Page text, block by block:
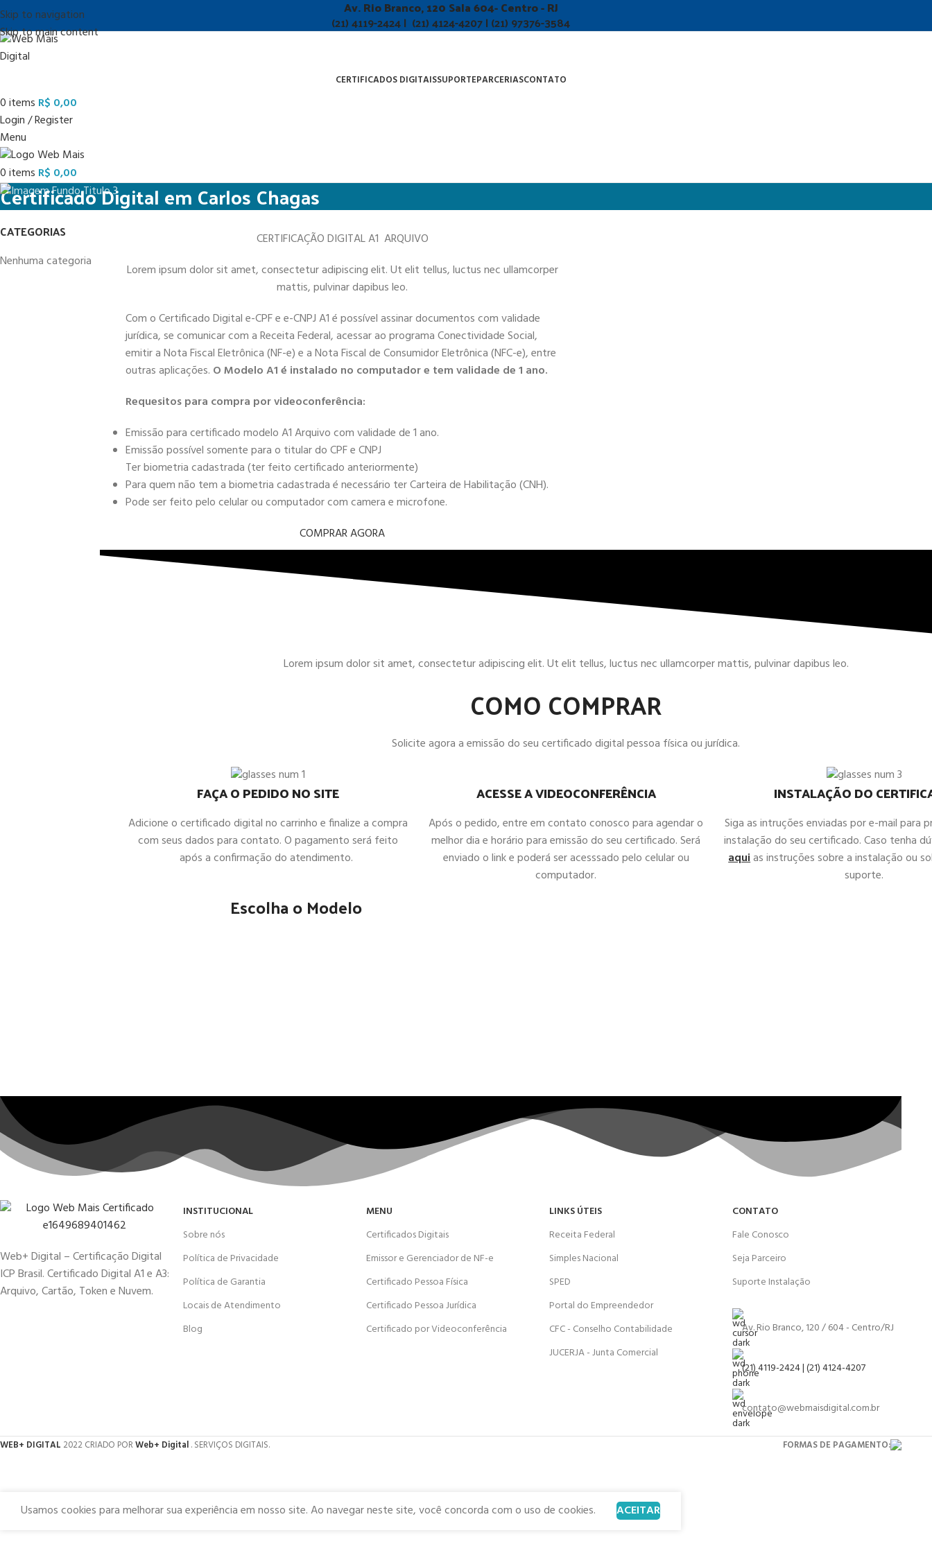
Skip to navigation
Skip to main content
Av. Rio Branco, 120 Sala 604- Centro - RJ
(21) 4119-2424 | (21) 4124-4207 | (21) 97376-3584
CERTIFICADOS DIGITAISSUPORTEPARCERIASCONTATO
0items R$ 0,00
Login / Register
Menu
0items R$ 0,00
Certificado Digital em Carlos Chagas
CATEGORIAS
Nenhuma categoria
CERTIFICAÇÃO DIGITAL A1 ARQUIVO
Lorem ipsum dolor sit amet, consectetur adipiscing elit. Ut elit tellus, luctus nec ullamcorper
mattis, pulvinar dapibus leo.
Com o Certificado Digital e-CPF e e-CNPJ A1 é possível assinar documentos com validade
jurídica, se comunicar com a Receita Federal, acessar ao programa Conectividade Social,
emitir a Nota Fiscal Eletrônica (NF-e) e a Nota Fiscal de Consumidor Eletrônica (NFC-e), entre
outras aplicações. O Modelo A1 é instalado no computador e tem validade de 1 ano.
Requesitos para compra por videoconferência:
Emissão para certificado modelo A1 Arquivo com validade de 1 ano.
Emissão possível somente para o titular do CPF e CNPJ
Ter biometria cadastrada (ter feito certificado anteriormente)
Para quem não tem a biometria cadastrada é necessário ter Carteira de Habilitação (CNH).
Pode ser feito pelo celular ou computador com camera e microfone.
COMPRAR AGORA
Lorem ipsum dolor sit amet, consectetur adipiscing elit. Ut elit tellus, luctus nec ullamcorper mattis, pulvinar dapibus leo.
COMO COMPRAR
Solicite agora a emissão do seu certificado digital pessoa física ou jurídica.
FAÇA O PEDIDO NO SITE
Adicione o certificado digital no carrinho e finalize a compra
com seus dados para contato. O pagamento será feito
após a confirmação do atendimento.
ACESSE A VIDEOCONFERÊNCIA
Após o pedido, entre em contato conosco para agendar o
melhor dia e horário para emissão do seu certificado. Será
enviado o link e poderá ser acesssado pelo celular ou
computador.
INSTALAÇÃO DO
Siga as intruções enviadas por e-mail para
instalação do seu certificado. Caso tenha
aquias instruções sobre a instalação ou
suporte.
Escolha o Modelo
Web+ Digital – Certificação Digital
ICP Brasil. Certificado Digital A1 e A3:
Arquivo, Cartão, Token e Nuvem.
INSTITUCIONAL
Sobre nós
Política de Privacidade
Política de Garantia
Locais de Atendimento
Blog
MENU
Certificados Digitais
Emissor e Gerenciador de NF-e
Certificado Pessoa Física
Certificado Pessoa Jurídica
Certificado por Videoconferência
LINKS ÚTEIS
Receita Federal
Simples Nacional
SPED
Portal do Empreendedor
CFC - Conselho Contabilidade
JUCERJA - Junta Comercial
CONTATO
Fale Conosco
Seja Parceiro
Suporte Instalação
Av. Rio Branco, 120 / 604 - Centro/RJ
(21) 4119-2424 | (21) 4124-4207
contato@webmaisdigital.com.br
WEB+ DIGITAL 2022 CRIADO PORWeb+ Digital. SERVIÇOS DIGITAIS. FORMAS DE PAGAMENTO:
Usamos cookies para melhorar sua experiência em nosso site. Ao navegar neste site, você concorda com o uso de cookies. ACEITAR